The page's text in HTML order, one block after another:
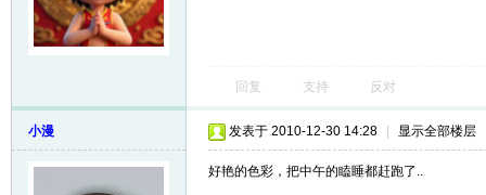
回复 支持 反对
小漫 发表于 2010-12-30 14:28 显示全部楼层
好艳的色彩，把中午的瞌睡都赶跑了..